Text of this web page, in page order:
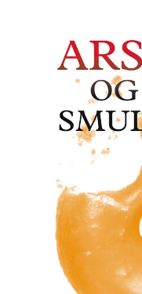
Kategorier
Min side
My Account